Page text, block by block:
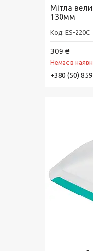
Мітла
130мм
ES-220C
309 ₴
Немає в
+380 (50)